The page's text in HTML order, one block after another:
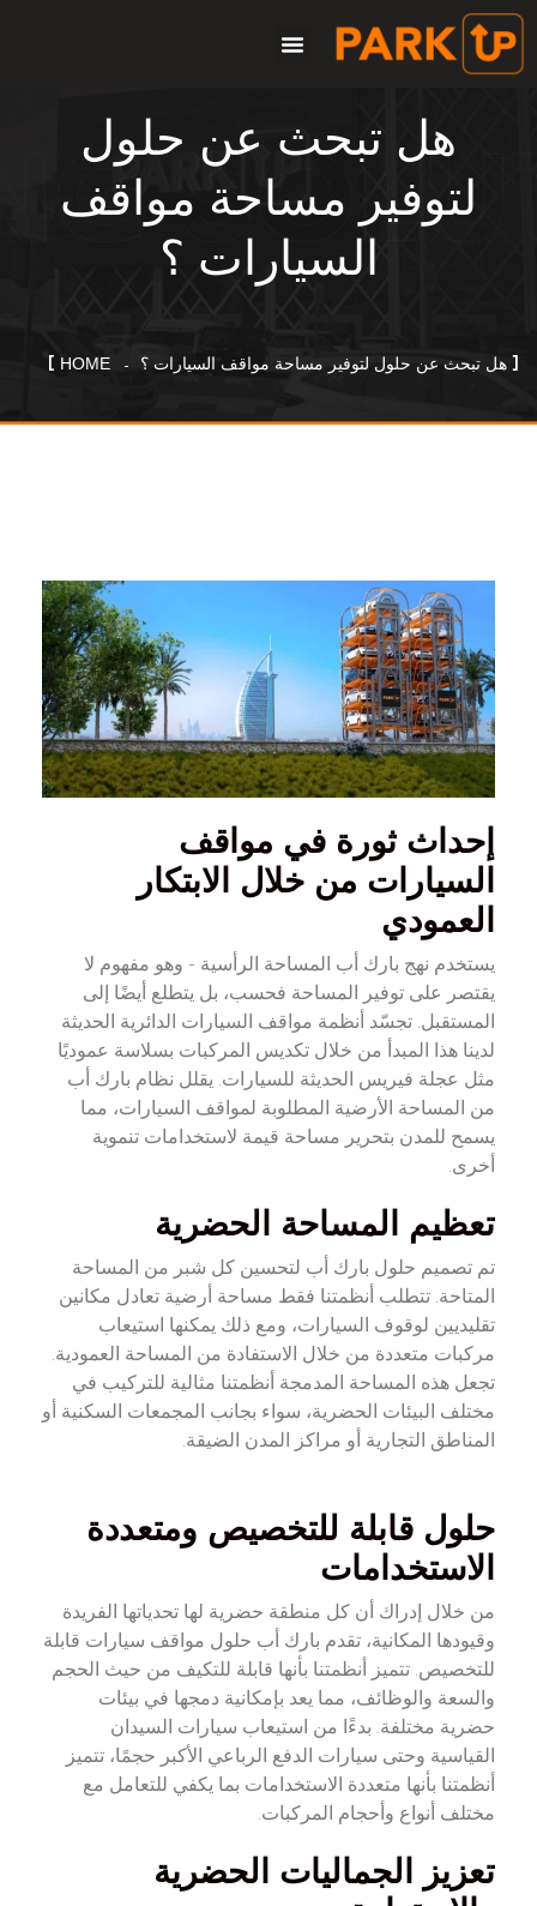
هل تبحث عن حلول
لتوفير مساحة مواقف
السيارات ؟
HOME هل تبحث عن حلول لتوفير مساحة مواقف السيارات ؟
إحداث ثورة في مواقف
السيارات من خلال الابتكار
العمودي
يستخدم نهج بارك أب المساحة الرأسية - وهو مفهوم لا
يقتصر على توفير المساحة فحسب، بل يتطلع أيضًا إلى
المستقبل. تجسّد أنظمة مواقف السيارات الدائرية الحديثة
لدينا هذا المبدأ من خلال تكديس المركبات بسلاسة عموديًا
مثل عجلة فيريس الحديثة للسيارات. يقلل نظام بارك أب
من المساحة الأرضية المطلوبة لمواقف السيارات، مما
يسمح للمدن بتحرير مساحة قيمة لاستخدامات تنموية
أخرى.
تعظيم المساحة الحضرية
تم تصميم حلول بارك أب لتحسين كل شبر من المساحة
المتاحة. تتطلب أنظمتنا فقط مساحة أرضية تعادل مكانين
تقليديين لوقوف السيارات، ومع ذلك يمكنها استيعاب
مركبات متعددة من خلال الاستفادة من المساحة العمودية.
تجعل هذه المساحة المدمجة أنظمتنا مثالية للتركيب في
مختلف البيئات الحضرية، سواء بجانب المجمعات السكنية أو
المناطق التجارية أو مراكز المدن الضيقة.
حلول قابلة للتخصيص ومتعددة
الاستخدامات
من خلال إدراك أن كل منطقة حضرية لها تحدياتها الفريدة
وقيودها المكانية، تقدم بارك أب حلول مواقف سيارات قابلة
للتخصيص. تتميز أنظمتنا بأنها قابلة للتكيف من حيث الحجم
والسعة والوظائف، مما يعد بإمكانية دمجها في بيئات
حضرية مختلفة. بدءًا من استيعاب سيارات السيدان
القياسية وحتى سيارات الدفع الرباعي الأكبر حجمًا، تتميز
أنظمتنا بأنها متعددة الاستخدامات بما يكفي للتعامل مع
مختلف أنواع وأحجام المركبات.
تعزيز الجماليات الحضرية